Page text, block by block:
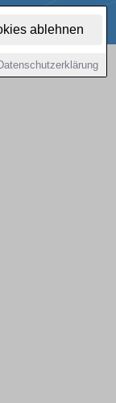
ablehnen
by: 1a-sites-autos